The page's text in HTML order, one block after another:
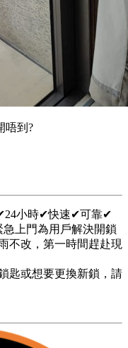
唔到?
小時✔快速✔可靠✔
上門為用戶解決開鎖
不改，第一時間趕赴現
匙或想要更換新鎖，請